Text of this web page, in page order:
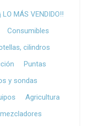
LO MÁS VENDIDO!!
Consumibles
cilindros
Puntas
y sondas
Agricultura